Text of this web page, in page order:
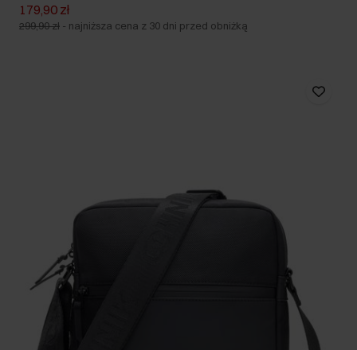
179,90 zł
299,90 zł - najniższa cena z 30 dni przed obniżką